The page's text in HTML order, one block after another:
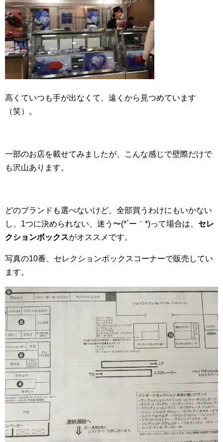
高くていつも手が出なくて、遠くから見つめています
（笑）。
一部のお店を載せてみましたが、こんな感じで壁際だけで
も沢山あります。
どのブランドも選べないけど、全部買うわけにもいかない
し、1つに決められない、迷う〜(*´ー｀*)って場合は、 セレ
クションボックスがオススメです。
写真の10番、セレクションボックスコーナーで販売してい
ます。